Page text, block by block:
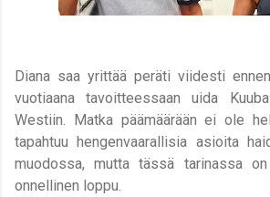
Diana saa yrittää peräti viidesti
vuotiaana tavoitteessaan uida
Westiin. Matka päämäärään ei ole
tapahtuu hengenvaarallisia asioita
muodossa, mutta tässä tarinassa
onnellinen loppu.